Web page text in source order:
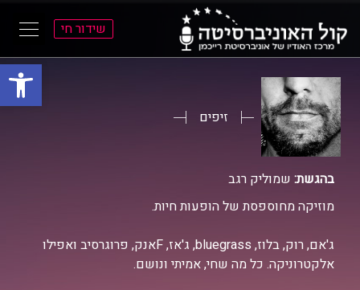
פתח
התפריט
הראשי
התוכן
הראשי
שידור חי
זיפים
בהגשת: שמוליק רגב
מוזיקה מחוספסת של הופעות חיות.
ג'אם, רוק, בלוז, bluegrass, ג'אז, Fאנק, פרוגרסיב ואפילו
אלקטרוניקה. כל מה שחי, אמיתי ונושם.